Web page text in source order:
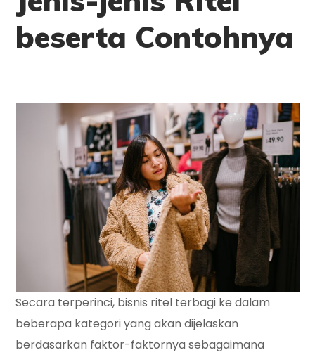
beserta Contohnya
Secara terperinci, bisnis ritel terbagi ke dalam
beberapa kategori yang akan dijelaskan
berdasarkan faktor-faktornya sebagaimana